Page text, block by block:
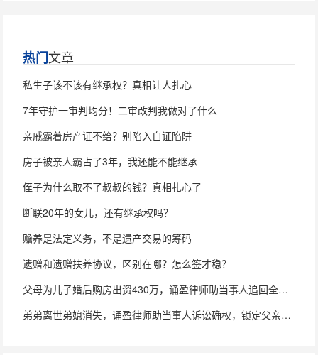
热门文章
私生子该不该有继承权？真相让人扎心
7年守护一审判均分！二审改判我做对了什么
亲戚霸着房产证不给？别陷入自证陷阱
房子被亲人霸占了3年，我还能不能继承
侄子为什么取不了叔叔的钱？真相扎心了
断联20年的女儿，还有继承权吗？
赡养是法定义务，不是遗产交易的筹码
遗赠和遗赠扶养协议，区别在哪？怎么签才稳？
父母为儿子婚后购房出资430万，诵盈律师助当事人追回全部款项
弟弟离世弟媳消失，诵盈律师助当事人诉讼确权，锁定父亲房产100%继承权